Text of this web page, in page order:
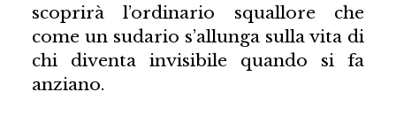
scoprirà l’ordinario squallore che
come un sudario s’allunga sulla vita di
chi diventa invisibile quando si fa
anziano.